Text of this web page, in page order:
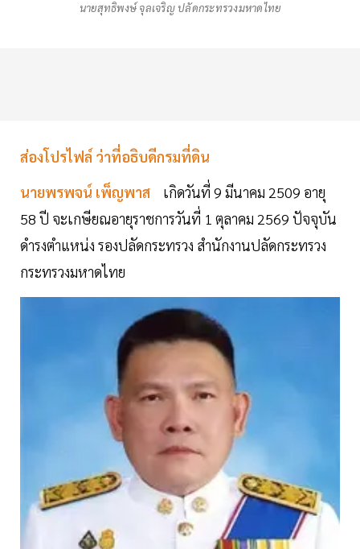
นายสุทธิพงษ์ จุลเจริญ ปลัดกระทรวงมหาดไทย
ส่องโปรไฟล์ ว่าที่อธิบดีกรมที่ดิน
นายพรพจน์ เพ็ญพาส เกิดวันที่ 9 มีนาคม 2509 อายุ
58 ปี จะเกษียณอายุราชการวันที่ 1 ตุลาคม 2569 ปัจจุบัน
ดำรงตำแหน่ง รองปลัดกระทรวง สำนักงานปลัดกระทรวง
กระทรวงมหาดไทย